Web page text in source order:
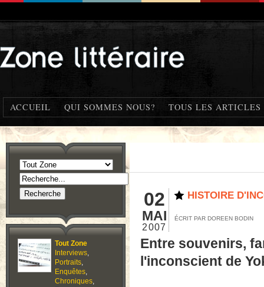
ACCUEIL QUI SOMMES NOUS? TOUS LES ARTICLES
Tout Zone
Interviews,
Portraits,
Enquêtes,
Chroniques,
02
MAI
2007
HISTOIRE
ÉCRIT PAR DOREEN BODIN
Entre souvenirs,
l'inconscient de